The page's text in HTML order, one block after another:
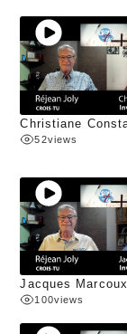
Christiane
52views
Jacques Marcoux
100views